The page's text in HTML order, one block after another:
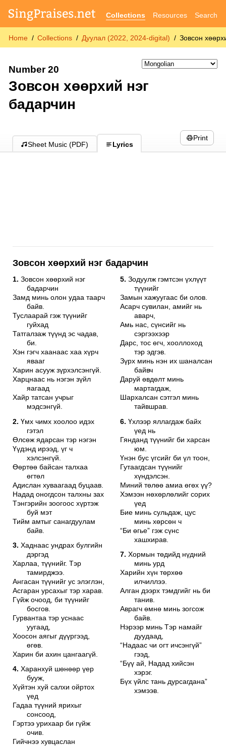
Collections Resources Search
Home Collections Дуулал (2022, 2024-digital) Зовсон
Number 20
Зовсон хөөрхий нэг
бадарчин
Sheet Music (PDF) Lyrics
Print
Зовсон хөөрхий нэг бадарчин
1.Зовсон хөөрхий нэг
бадарчин
Замд минь олон удаа таарч
байв.
Туслаарай гэж түүнийг
гуйхад
Татгалзаж түүнд эс чадав,
би.
Хэн гэгч хаанаас хаа хүрч
явааг
Харин асууж зүрхэлсэнгүй.
Харцнаас нь нэгэн зүйл
яагаад
Хайр татсан учрыг
мэдсэнгүй.
2.Үмх чимх хоолоо идэх
гэтэл
Өлсөж ядарсан тэр нэгэн
Үүдэнд ирээд, үг ч
хэлсэнгүй.
Өөртөө байсан талхаа
өгтөл
Адислан хуваагаад буцаав.
Надад оногдсон талхны зах
Тэнгэрийн зоогоос хүртэж
буй мэт
Тийм амтыг санагдуулам
байв.
3.Хаднаас ундрах булгийн
дэргэд
Харлаа, түүнийг. Тэр
тамирджээ.
Ангасан түүнийг ус элэглэн,
Асгаран урсахыг тэр харав.
Гүйж очоод, би түүнийг
босгов.
Гурвантаа тэр уснаас
уугаад,
Хоосон аягыг дүүргээд,
өгөв.
Харин би ахин цангаагүй.
4.Харанхуй шөнөөр үер
бууж,
Хүйтэн хуй салхи ойртох
үед
Гадаа түүний ярихыг
сонсоод,
Гэртээ урихаар би гүйж
очив.
Гийчнээ хувцаслан
5. Зодуулж гэмтсэн үхлүүт
түүнийг
Замын хажуугаас би олов.
Асарч сувилан, амийг нь
аварч,
Амь нас, сүнсийг нь
сэргээхээр
Дарс, тос өгч, хооллоход
тэр эдгэв.
Зүрх минь нэн их шаналсан
байвч
Даруй өвдөлт минь
мартагдаж,
Шархалсан сэтгэл минь
тайвшрав.
6. Үхлээр яллагдаж байх
үед нь
Гянданд түүнийг би харсан
юм.
Үнэн бус үгсийг би үл тоон,
Гутаагдсан түүнийг
хүндэлсэн.
Миний төлөө амиа өгөх үү?
Хэмээн нөхөрлөлийг сорих
үед
Бие минь сульдаж, цус
минь хөрсөн ч
“Би өгье” гэж сүнс
хашхирав.
7. Хормын төдийд нүдний
минь урд
Харийн хүн төрхөө
илчиллээ.
Алган дээрх тэмдгийг нь би
танив.
Аврагч өмнө минь зогсож
байв.
Нэрээр минь Тэр намайг
дуудаад,
“Надаас чи огт ичсэнгүй”
гээд,
“Бүү ай, Надад хийсэн
хэрэг.
Бүх үйлс тань дурсагдана”
хэмээв.